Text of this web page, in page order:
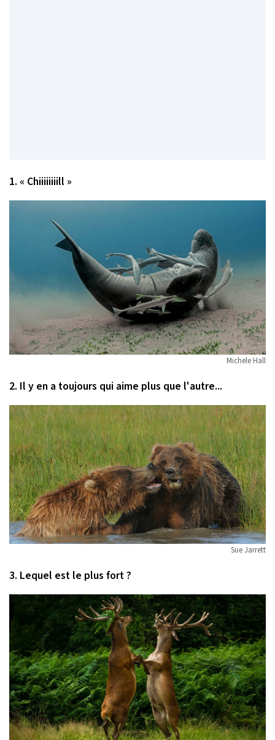
1. « Chiiiiiiiill »
Michele Hall
2. Il y en a toujours qui aime plus que l'autre...
Sue Jarrett
3. Lequel est le plus fort ?